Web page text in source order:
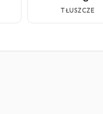
TŁUSZCZE